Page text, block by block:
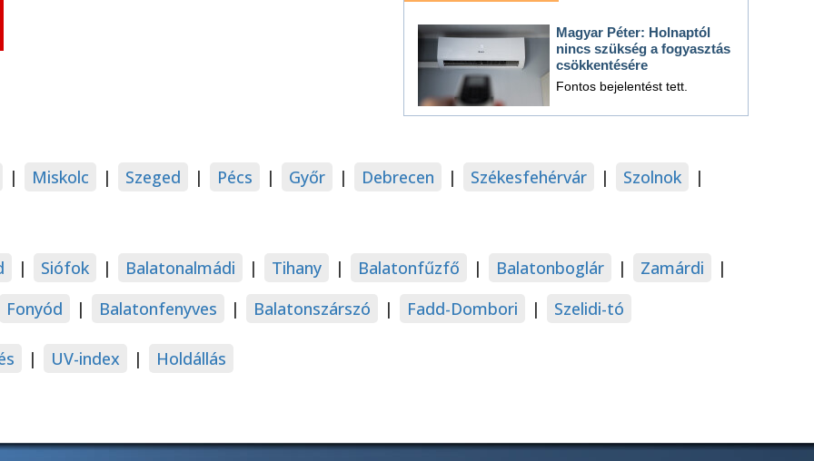
Magyar Péter: Holnaptól
nincs szükség a fogyasztás
csökkentésére
Fontos bejelentést tett.
| Miskolc | Szeged | Pécs | Győr | Debrecen | Székesfehérvár | Szolnok
|
| Siófok | Balatonalmádi | Tihany | Balatonfűzfő | Balatonboglár | Zamárdi
|
Fonyód | Balatonfenyves | Balatonszárszó | Fadd-Dombori | Szelidi-tó
| UV-index | Holdállás